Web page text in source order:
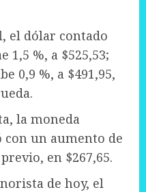
el dólar contado
1,5 %, a $525,53;
0,9 %, a $491,95,
la moneda
un aumento de
en $267,65.
de hoy, el